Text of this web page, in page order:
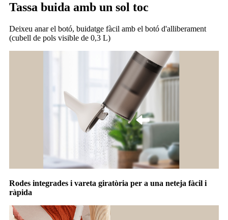
Tassa buida amb un sol toc
Deixeu anar el botó, buidatge fàcil amb el botó d'alliberament
(cubell de pols visible de 0,3 L)
Rodes integrades i vareta giratòria per a una neteja fàcil i
ràpida